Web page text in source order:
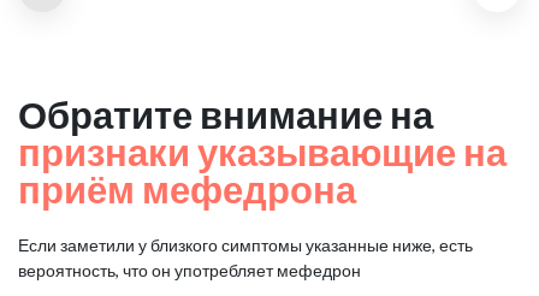
Обратите внимание на
признаки указывающие на
приём мефедрона
Если заметили у близкого симптомы указанные ниже, есть
вероятность, что он употребляет мефедрон